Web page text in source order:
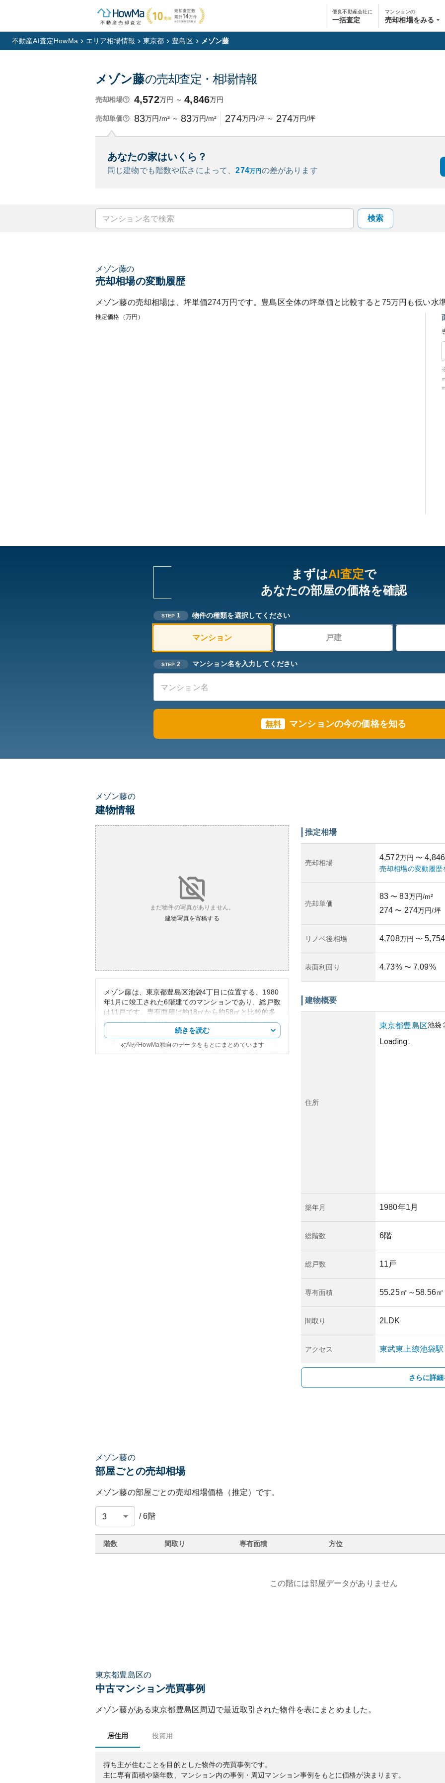
優良不動産会社に
一括査定
マンションの
売却相場をみる
不動産AI査定HowMa エリア相場情報 東京都 豊島区 メゾン藤
メゾン藤の売却査定・相場情報
売却相場 4,572万円 ～ 4,846万円
売却単価 83万円/m² ～ 83万円/m² 274万円/坪 ～ 274万円/坪
あなたの家はいくら？
同じ建物でも階数や広さによって、274万円 の差があります
検索
メゾン藤の
売却相場の変動履歴
メゾン藤の売却相場は、坪単価274万円です。 豊島区全体の坪単価と比較すると 75万円も低い水
推定価格（万円）
まずはAI査定で
あなたの部屋の価格を確認
STEP 1 物件の種類を選択してください
マンション 戸建
STEP 2 マンション名を入力してください
無料 マンションの今の価格を知る
メゾン藤の
建物情報
まだ物件の写真がありません。
建物写真を寄稿する
メゾン藤は、東京都豊島区池袋4丁目に位置する、1980
年1月に竣工された6階建てのマンションであり、総戸数
は11戸です。専有面積は約18㎡から約58㎡と比較的多
様であり、1K、1DK、2LDKの間取りがあります。外観
は、建築年代特有のシンプルで実用的なデザインが特徴
です。池袋駅周辺という利便性の高い立地に位置してお
続きを読む
AIがHowMa独自のデータをもとにまとめています
推定相場
売却相場
4,572万円 〜 4,846
売却相場の変動履歴
売却単価
83 〜 83万円/m²
274 〜 274万円/坪
リノベ後相場 4,708万円 〜 5,754
表面利回り 4.73% 〜 7.09%
建物概要
住所
東京都豊島区池袋
Loading...
築年月 1980年1月
総階数 6階
総戸数 11戸
専有面積 55.25㎡ ～58.56㎡
間取り 2LDK
アクセス 東武東上線池袋駅
さらに詳
メゾン藤の
部屋ごとの売却相場
メゾン藤の部屋ごとの売却相場価格（推定）です。
/6階
階数 間取り 専有面積 方位
この階には部屋データがありません
東京都豊島区の
中古マンション売買事例
メゾン藤がある東京都豊島区周辺で最近取引された物件を表にまとめました。
居住用 投資用
持ち主が住むことを目的とした物件の売買事例です。
主に専有面積や築年数、マンション内の事例・周辺マンション事例をもとに価格が決まります。